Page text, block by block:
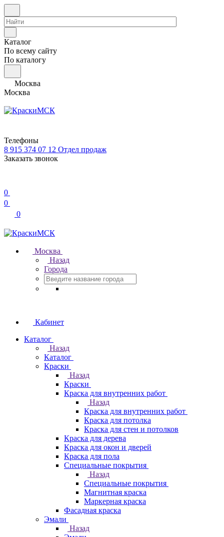
Каталог
По всему сайту
По каталогу
Москва
Москва
Телефоны
8 915 374 07 12 Отдел продаж
Заказать звонок
0
0
0
Москва
Назад
Города
Кабинет
Каталог
Назад
Каталог
Краски
Назад
Краски
Краска для внутренних работ
Назад
Краска для внутренних работ
Краска для потолка
Краска для стен и потолков
Краска для дерева
Краска для окон и дверей
Краска для пола
Специальные покрытия
Назад
Специальные покрытия
Магнитная краска
Маркерная краска
Фасадная краска
Эмали
Назад